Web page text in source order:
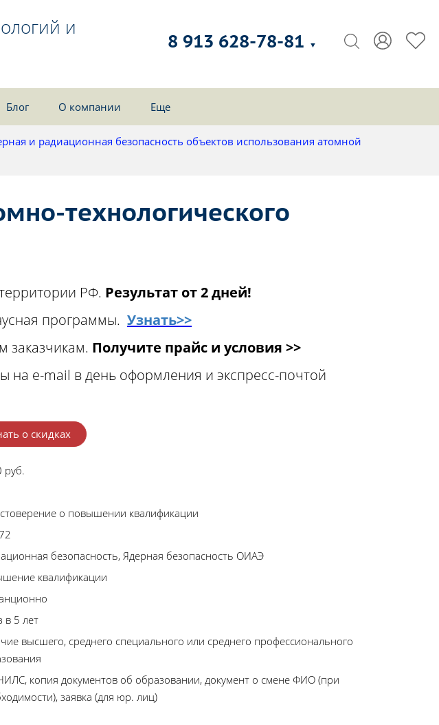
и
8 913 628-78-81 ▼
Блог О компании Еще
и радиационная безопасность объектов использования атомной
технологического
РФ. Результат от 2 дней!
программы.Узнать>>
заказчикам. Получите прайс и условия >>
на e-mail в день оформления и экспресс-почтой
о скидках
руб.
о повышении квалификации
безопасность, Ядерная безопасность ОИАЭ
квалификации
в 5 лет
высшего, среднего специального или среднего профессионального
копия документов об образовании, документ о смене ФИО (при
заявка (для юр. лиц)